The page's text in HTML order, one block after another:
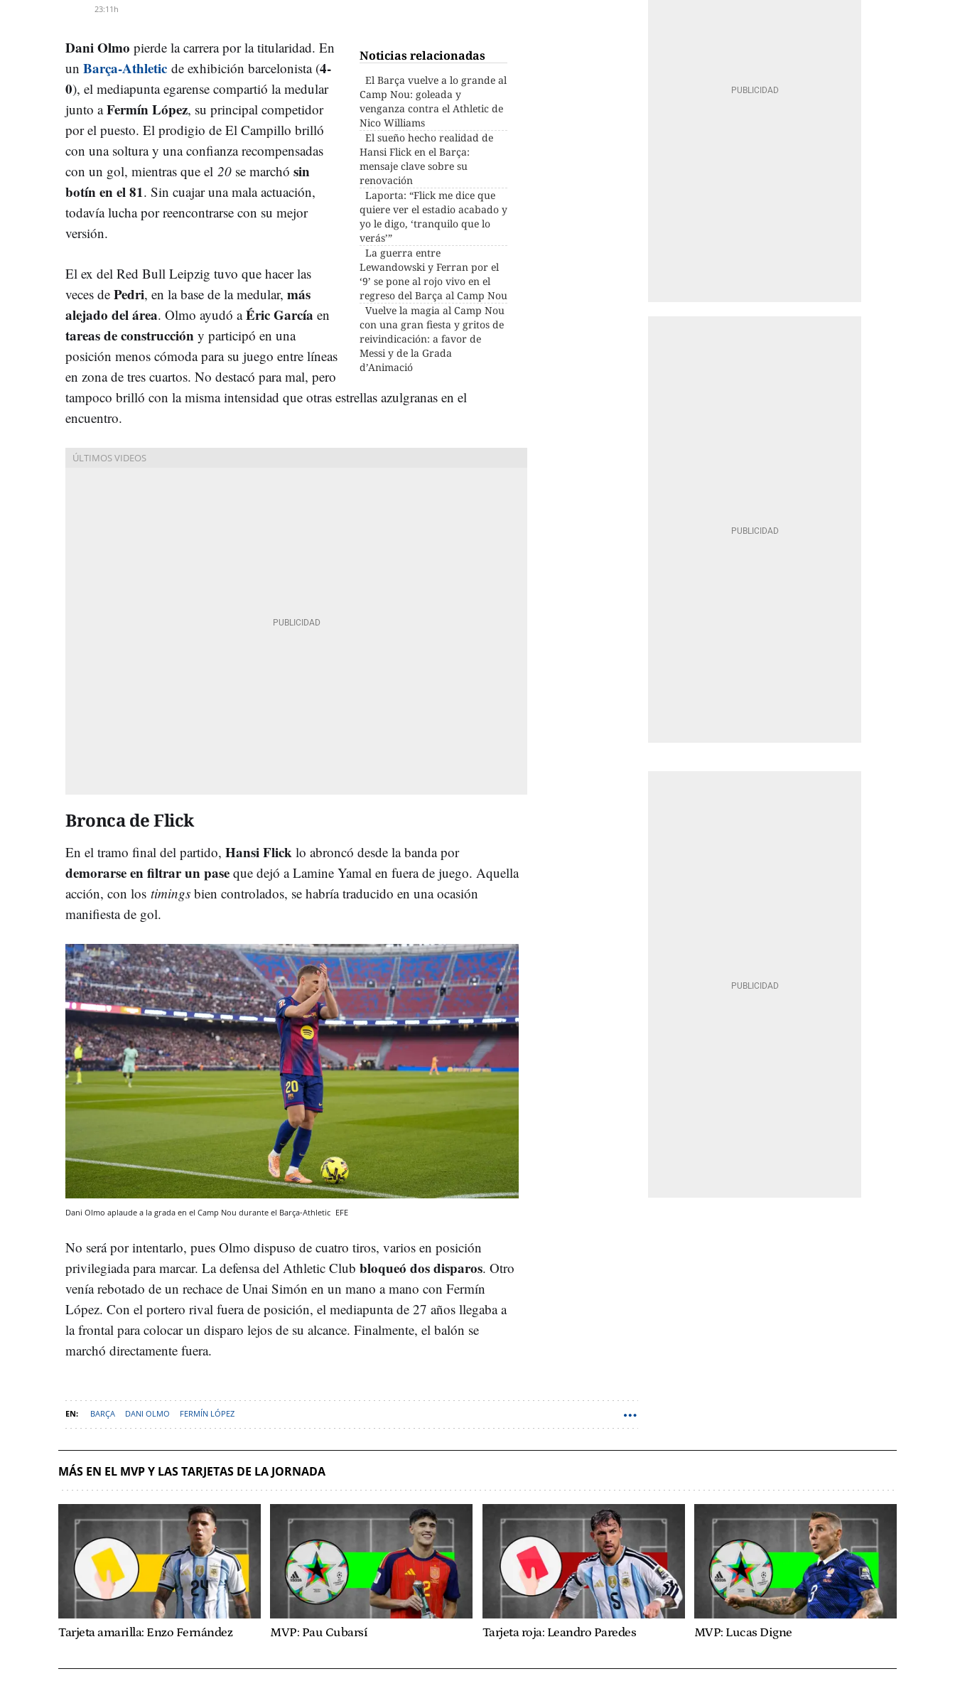
23:11h
Noticias relacionadas
El Barça vuelve a lo grande al
Camp Nou: goleada y
venganza contra el Athletic de
Nico Williams
El sueño hecho realidad de
Hansi Flick en el Barça:
mensaje clave sobre su
renovación
Laporta: “Flick me dice que
quiere ver el estadio acabado y
yo le digo, ‘tranquilo que lo
verás’”
La guerra entre
Lewandowski y Ferran por el
‘9’ se pone al rojo vivo en el
regreso del Barça al Camp Nou
Vuelve la magia al Camp Nou
con una gran fiesta y gritos de
reivindicación: a favor de
Messi y de la Grada
d’Animació
Dani Olmo pierde la carrera por la titularidad. En
un Barça-Athletic de exhibición barcelonista (4-
0), el mediapunta egarense compartió la medular
junto aFermín López, su principal competidor
por el puesto. El prodigio de El Campillo brilló
con una soltura y una confianza recompensadas
con un gol, mientras que el 20 se marchó sin
botín en el 81. Sin cuajar una mala actuación,
todavía lucha por reencontrarse con su mejor
versión.
El ex del Red Bull Leipzig tuvo que hacer las
veces de Pedri, en la base de la medular, más
alejado del área. Olmo ayudó aÉric García en
tareas de construcción y participó en una
posición menos cómoda para su juego entre líneas
en zona de tres cuartos. No destacó para mal, pero
tampoco brilló con la misma intensidad que otras estrellas azulgranas en el
encuentro.
Bronca de Flick
En el tramo final del partido, Hansi Flick lo abroncó desde la banda por
demorarse en filtrar un pase que dejó a Lamine Yamal en fuera de juego. Aquella
acción, con los timings bien controlados, se habría traducido en una ocasión
manifiesta de gol.
Dani Olmo aplaude a la grada en el Camp Nou durante el Barça-Athletic EFE
No será por intentarlo, pues Olmo dispuso de cuatro tiros, varios en posición
privilegiada para marcar. La defensa del Athletic Club bloqueó dos disparos. Otro
venía rebotado de un rechace de Unai Simón en un mano a mano con Fermín
López. Con el portero rival fuera de posición, el mediapunta de 27 años llegaba a
la frontal para colocar un disparo lejos de su alcance. Finalmente, el balón se
marchó directamente fuera.
BARÇA DANI OLMO FERMÍN LÓPEZ
MÁS EN EL MVP Y LAS TARJETAS DE LA JORNADA
Tarjeta amarilla: Enzo Fernández MVP: Pau Cubarsí Tarjeta roja: Leandro Paredes MVP: Lucas Digne